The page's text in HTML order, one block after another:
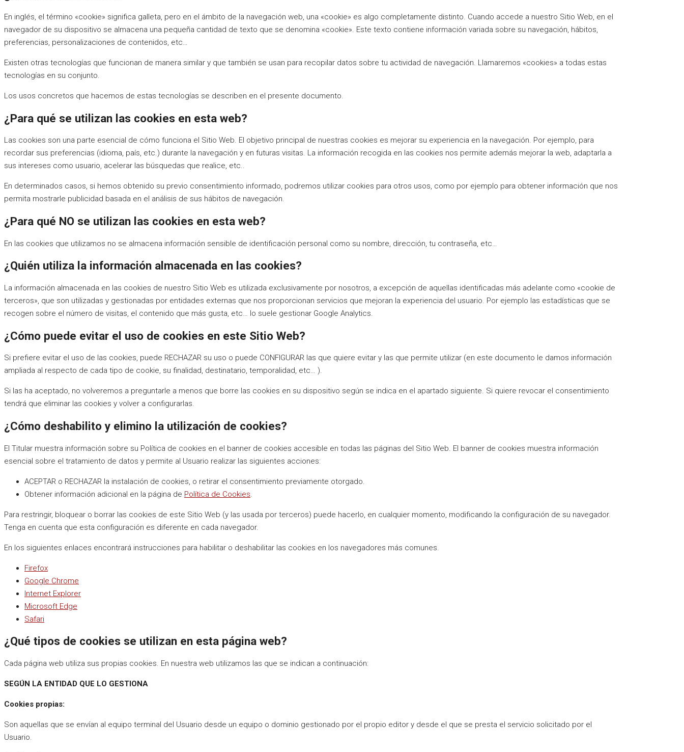
En inglés, el término «cookie» significa galleta, pero en el ámbito de la navegación web, una «cookie» es algo completamente distinto. Cuando accede a nuestro Sitio Web, en el
navegador de su dispositivo se almacena una pequeña cantidad de texto que se denomina «cookie». Este texto contiene información variada sobre su navegación, hábitos,
preferencias, personalizaciones de contenidos, etc…
Existen otras tecnologías que funcionan de manera similar y que también se usan para recopilar datos sobre tu actividad de navegación. Llamaremos «cookies» a todas estas
tecnologías en su conjunto.
Los usos concretos que hacemos de estas tecnologías se describen en el presente documento.
¿Para qué se utilizan las cookies en esta web?
Las cookies son una parte esencial de cómo funciona el Sitio Web. El objetivo principal de nuestras cookies es mejorar su experiencia en la navegación. Por ejemplo, para
recordar sus preferencias (idioma, país, etc.) durante la navegación y en futuras visitas. La información recogida en las cookies nos permite además mejorar la web, adaptarla a
sus intereses como usuario, acelerar las búsquedas que realice, etc..
En determinados casos, si hemos obtenido su previo consentimiento informado, podremos utilizar cookies para otros usos, como por ejemplo para obtener información que nos
permita mostrarle publicidad basada en el análisis de sus hábitos de navegación.
¿Para qué NO se utilizan las cookies en esta web?
En las cookies que utilizamos no se almacena información sensible de identificación personal como su nombre, dirección, tu contraseña, etc…
¿Quién utiliza la información almacenada en las cookies?
La información almacenada en las cookies de nuestro Sitio Web es utilizada exclusivamente por nosotros, a excepción de aquellas identificadas más adelante como «cookie de
terceros», que son utilizadas y gestionadas por entidades externas que nos proporcionan servicios que mejoran la experiencia del usuario. Por ejemplo las estadísticas que se
recogen sobre el número de visitas, el contenido que más gusta, etc… lo suele gestionar Google Analytics.
¿Cómo puede evitar el uso de cookies en este Sitio Web?
Si prefiere evitar el uso de las cookies, puede RECHAZAR su uso o puede CONFIGURAR las que quiere evitar y las que permite utilizar (en este documento le damos información
ampliada al respecto de cada tipo de cookie, su finalidad, destinatario, temporalidad, etc… ).
Si las ha aceptado, no volveremos a preguntarle a menos que borre las cookies en su dispositivo según se indica en el apartado siguiente. Si quiere revocar el consentimiento
tendrá que eliminar las cookies y volver a configurarlas.
¿Cómo deshabilito y elimino la utilización de cookies?
El Titular muestra información sobre su Política de cookies en el banner de cookies accesible en todas las páginas del Sitio Web. El banner de cookies muestra información
esencial sobre el tratamiento de datos y permite al Usuario realizar las siguientes acciones:
ACEPTAR o RECHAZAR la instalación de cookies, o retirar el consentimiento previamente otorgado.
Obtener información adicional en la página de Política de Cookies.
Para restringir, bloquear o borrar las cookies de este Sitio Web (y las usada por terceros) puede hacerlo, en cualquier momento, modificando la configuración de su navegador.
Tenga en cuenta que esta configuración es diferente en cada navegador.
En los siguientes enlaces encontrará instrucciones para habilitar o deshabilitar las cookies en los navegadores más comunes.
Firefox
Google Chrome
Internet Explorer
Microsoft Edge
Safari
¿Qué tipos de cookies se utilizan en esta página web?
Cada página web utiliza sus propias cookies. En nuestra web utilizamos las que se indican a continuación:
SEGÚN LA ENTIDAD QUE LO GESTIONA
Cookies propias:
Son aquellas que se envían al equipo terminal del Usuario desde un equipo o dominio gestionado por el propio editor y desde el que se presta el servicio solicitado por el
Usuario.